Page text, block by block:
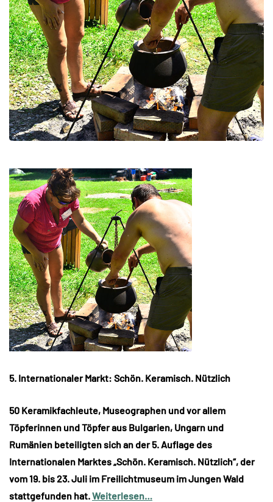
5. Internationaler Markt: Schön. Keramisch. Nützlich
50 Keramikfachleute, Museographen und vor allem
Töpferinnen und Töpfer aus Bulgarien, Ungarn und
Rumänien beteiligten sich an der 5. Auflage des
Internationalen Marktes „Schön. Keramisch. Nützlich“, der
vom 19. bis 23. Juli im Freilichtmuseum im Jungen Wald
stattgefunden hat.Weiterlesen…